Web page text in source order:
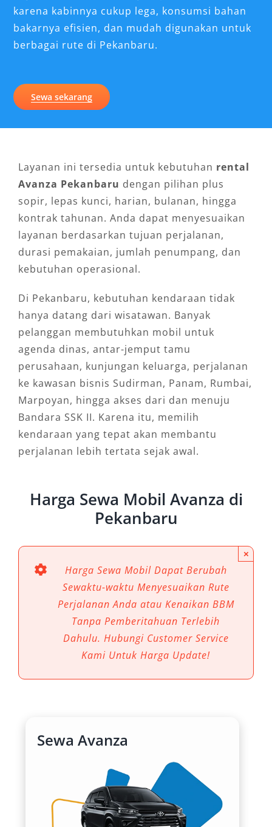
karena kabinnya cukup lega, konsumsi bahan
bakarnya efisien, dan mudah digunakan untuk
berbagai rute di Pekanbaru.
Sewa sekarang
Layanan ini tersedia untuk kebutuhan rental
Avanza Pekanbaru dengan pilihan plus
sopir, lepas kunci, harian, bulanan, hingga
kontrak tahunan. Anda dapat menyesuaikan
layanan berdasarkan tujuan perjalanan,
durasi pemakaian, jumlah penumpang, dan
kebutuhan operasional.
Di Pekanbaru, kebutuhan kendaraan tidak
hanya datang dari wisatawan. Banyak
pelanggan membutuhkan mobil untuk
agenda dinas, antar-jemput tamu
perusahaan, kunjungan keluarga, perjalanan
ke kawasan bisnis Sudirman, Panam, Rumbai,
Marpoyan, hingga akses dari dan menuju
Bandara SSK II. Karena itu, memilih
kendaraan yang tepat akan membantu
perjalanan lebih tertata sejak awal.
Harga Sewa Mobil Avanza di
Pekanbaru
Harga Sewa Mobil Dapat Berubah
Sewaktu-waktu Menyesuaikan Rute
Perjalanan Anda atau Kenaikan BBM
Tanpa Pemberitahuan Terlebih
Dahulu. Hubungi Customer Service
Kami Untuk Harga Update!
×
Sewa Avanza